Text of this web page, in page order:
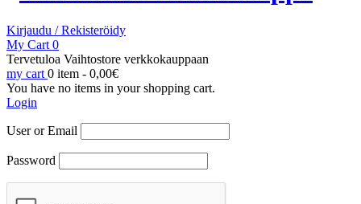
Kirjaudu / Rekisteröidy
My Cart 0
Tervetuloa Vaihtostore verkkokauppaan
my cart 0 item - 0,00€
You have no items in your shopping cart.
Login
User or Email
Password